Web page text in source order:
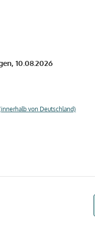
10.08.2026
von Deutschland)